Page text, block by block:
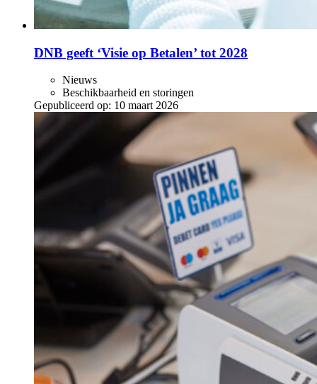
DNB geeft ‘Visie op Betalen’ tot 2028
Nieuws
Beschikbaarheid en storingen
Gepubliceerd op: 10 maart 2026